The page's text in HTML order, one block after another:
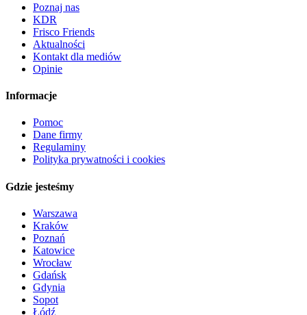
Poznaj nas
KDR
Frisco Friends
Aktualności
Kontakt dla mediów
Opinie
Informacje
Pomoc
Dane firmy
Regulaminy
Polityka prywatności i cookies
Gdzie jesteśmy
Warszawa
Kraków
Poznań
Katowice
Wrocław
Gdańsk
Gdynia
Sopot
Łódź